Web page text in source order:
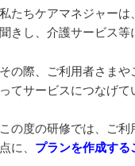
私たちケアマネジャー
聞きし、介護サービス等
その際、ご利用者さま
ってサービスにつなげて
この度の研修では、ご
点に、 プランを作成する